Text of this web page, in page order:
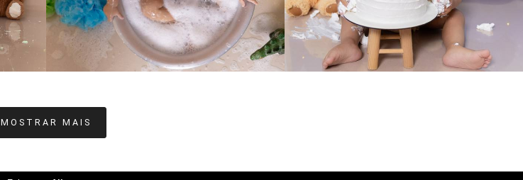
184 0 0
MOSTRAR MAIS